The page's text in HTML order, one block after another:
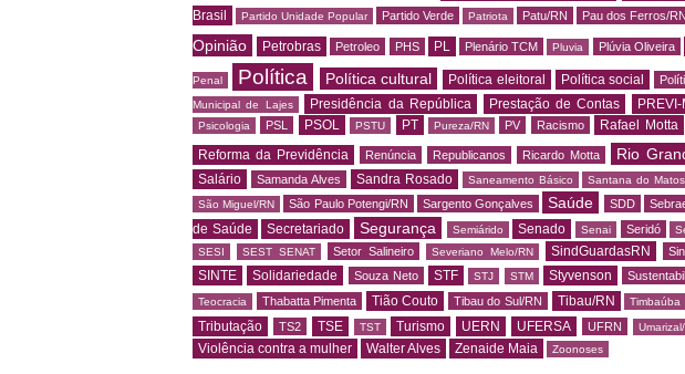
Brasil
Partido Unidade Popular Partido Verde Patriota Patu/RN Pau dos Ferros/RN
Opinião
Petrobras Petroleo PHS PL Plenário TCM Pluvia Plúvia Oliveira
Penal Política Política cultural Política eleitoral Política social
Municipal de Lajes
Presidência da República Prestação de Contas
Psicologia PSL PSOL PSTU PT Pureza/RN PV Racismo Rafael Motta
Reforma da Previdência Renúncia Republicanos Ricardo Motta Rio
Salário Samanda Alves Sandra Rosado Saneamento Básico Santana do
São Miguel/RN
São Paulo Potengi/RN Sargento Gonçalves Saúde SDD
de Saúde
Secretariado Segurança Semiárido Senado Senai Seridó
SESI SEST SENAT Setor Salineiro Severiano Melo/RN SindGuardasRN
SINTE Solidariedade Souza Neto STF STJ STM Styvenson
Teocracia Thabatta Pimenta Tião Couto Tibau do Sul/RN Tibau/RN Timbaúba
Tributação TS2 TSE TST Turismo UERN UFERSA UFRN
Violência contra a mulher Walter Alves Zenaide Maia Zoonoses